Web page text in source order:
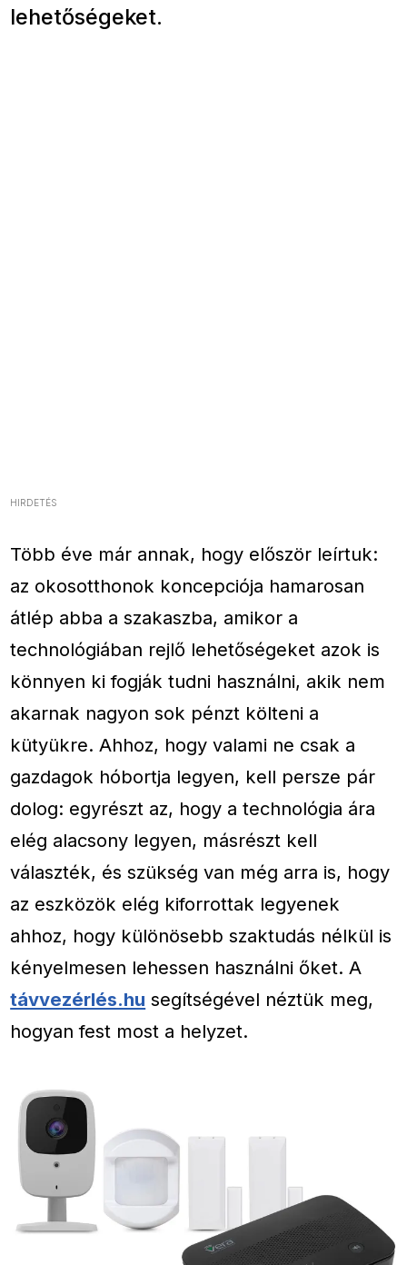
lehetőségeket.
HIRDETÉS
Több éve már annak, hogy először leírtuk:
az okosotthonok koncepciója hamarosan
átlép abba a szakaszba, amikor a
technológiában rejlő lehetőségeket azok is
könnyen ki fogják tudni használni, akik nem
akarnak nagyon sok pénzt költeni a
kütyükre. Ahhoz, hogy valami ne csak a
gazdagok hóbortja legyen, kell persze pár
dolog: egyrészt az, hogy a technológia ára
elég alacsony legyen, másrészt kell
választék, és szükség van még arra is, hogy
az eszközök elég kiforrottak legyenek
ahhoz, hogy különösebb szaktudás nélkül is
kényelmesen lehessen használni őket. A
távvezérlés.hu segítségével néztük meg,
hogyan fest most a helyzet.